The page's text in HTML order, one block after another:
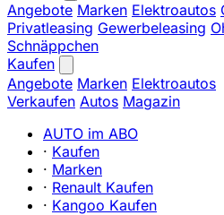
Angebote Marken Elektroautos
Privatleasing Gewerbeleasing
Schnäppchen
Kaufen
Angebote Marken Elektroautos
Verkaufen Autos Magazin
AUTO im ABO
· Kaufen
· Marken
· Renault Kaufen
· Kangoo Kaufen